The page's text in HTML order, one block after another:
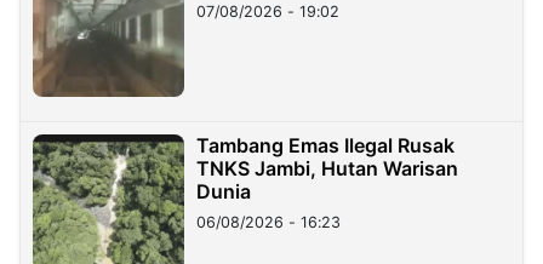
07/08/2026 - 19:02
Tambang Emas Ilegal Rusak
TNKS Jambi, Hutan Warisan
Dunia
06/08/2026 - 16:23